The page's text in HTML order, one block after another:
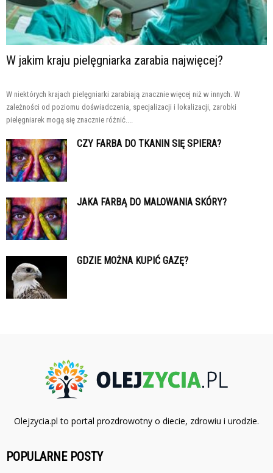
W jakim kraju pielęgniarka zarabia najwięcej?
W niektórych krajach pielęgniarki zarabiają znacznie więcej niż w innych. W
zależności od poziomu doświadczenia, specjalizacji i lokalizacji, zarobki
pielęgniarek mogą się znacznie różnić....
CZY FARBA DO TKANIN SIĘ SPIERA?
JAKA FARBĄ DO MALOWANIA SKÓRY?
GDZIE MOŻNA KUPIĆ GAZĘ?
Olejzycia.pl to portal prozdrowotny o diecie, zdrowiu i urodzie.
POPULARNE POSTY